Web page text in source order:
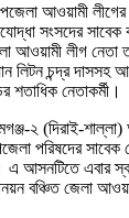
আওয়ামী লীগের
সংসদের সাবেক
আওয়ামী লীগ নেতা
লিটন চন্দ্র দাসসহ
শতাধিক নেতাকর্মী।
২ (দিরাই-
পরিষদের
এবার
বঞ্চিত জেলা